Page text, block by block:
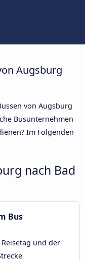
Augsburg
von Augsburg
Busunternehmen
Im Folgenden
nach Bad
Bus
und der